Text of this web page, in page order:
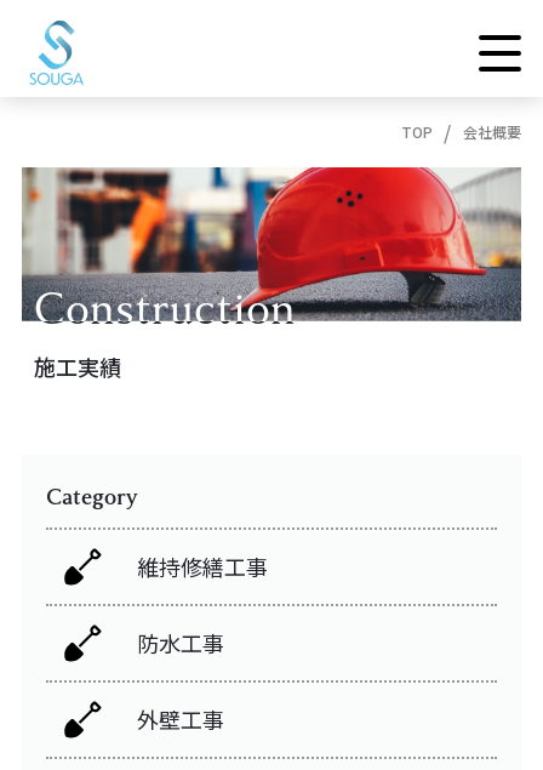
TOP 会社概要
Construction
Construction
施工実績
Category
維持修繕工事
防水工事
外壁工事